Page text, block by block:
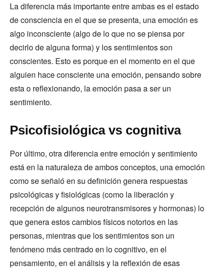
La diferencia más importante entre ambas es el estado
de consciencia en el que se presenta, una emoción es
algo inconsciente (algo de lo que no se piensa por
decirlo de alguna forma) y los sentimientos son
conscientes. Esto es porque en el momento en el que
alguien hace consciente una emoción, pensando sobre
esta o reflexionando, la emoción pasa a ser un
sentimiento.
Psicofisiológica vs cognitiva
Por último, otra diferencia entre emoción y sentimiento
está en la naturaleza de ambos conceptos, una emoción
como se señaló en su definición genera respuestas
psicológicas y fisiológicas (como la liberación y
recepción de algunos neurotransmisores y hormonas) lo
que genera estos cambios físicos notorios en las
personas, mientras que los sentimientos son un
fenómeno más centrado en lo cognitivo, en el
pensamiento, en el análisis y la reflexión de esas